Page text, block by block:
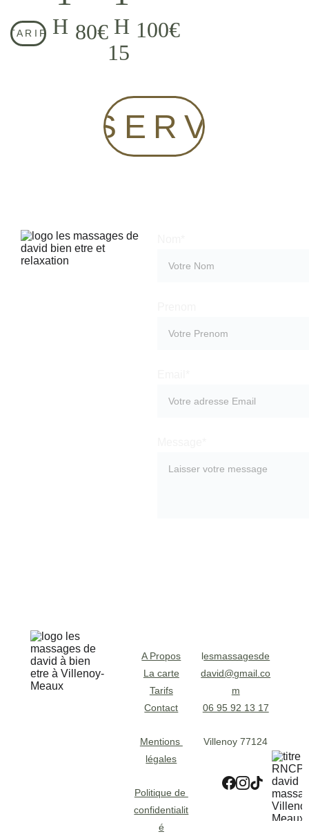
80€
H
TARIF
H
15
100€
RESERVER
lesmassagesde
david@gmail.co
m
06 95 92 13 17
Villenoy 77124
A Propos
La carte
Tarifs
Contact
Mentions
légales
Politique de
confidentialit
é